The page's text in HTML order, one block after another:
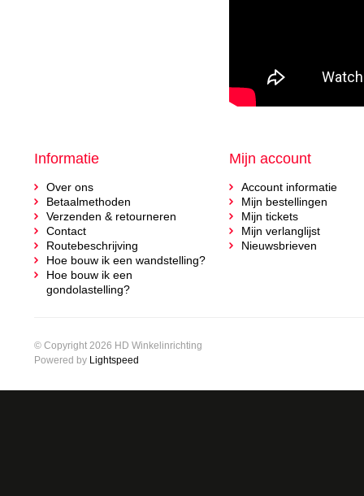
Informatie
Over ons
Betaalmethoden
Verzenden & retourneren
Contact
Routebeschrijving
Hoe bouw ik een wandstelling?
Hoe bouw ik een
gondolastelling?
Mijn account
Account informatie
Mijn bestellingen
Mijn tickets
Mijn verlanglijst
Nieuwsbrieven
© Copyright 2026 HD Winkelinrichting
Powered by Lightspeed